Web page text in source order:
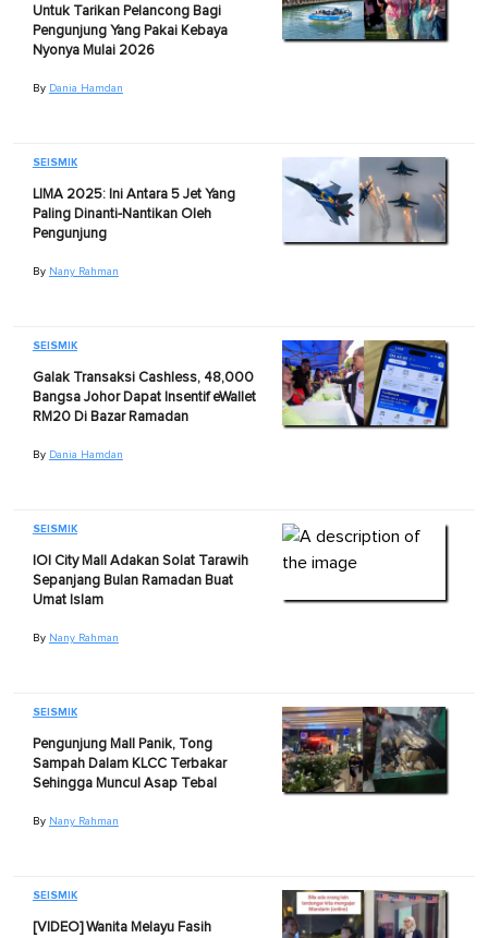
Untuk Tarikan Pelancong Bagi
Pengunjung Yang Pakai Kebaya
Nyonya Mulai 2026
By Dania Hamdan
SEISMIK
LIMA 2025: Ini Antara 5 Jet Yang
Paling Dinanti-Nantikan Oleh
Pengunjung
By Nany Rahman
SEISMIK
Galak Transaksi Cashless, 48,000
Bangsa Johor Dapat Insentif eWallet
RM20 Di Bazar Ramadan
By Dania Hamdan
SEISMIK
IOI City Mall Adakan Solat Tarawih
Sepanjang Bulan Ramadan Buat
Umat Islam
By Nany Rahman
SEISMIK
Pengunjung Mall Panik, Tong
Sampah Dalam KLCC Terbakar
Sehingga Muncul Asap Tebal
By Nany Rahman
SEISMIK
[VIDEO] Wanita Melayu Fasih